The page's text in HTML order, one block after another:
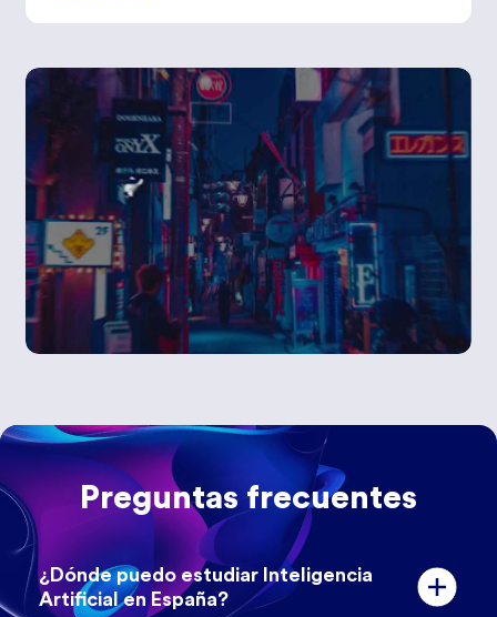
Preguntas frecuentes
¿Dónde puedo estudiar Inteligencia
Artificial en España?